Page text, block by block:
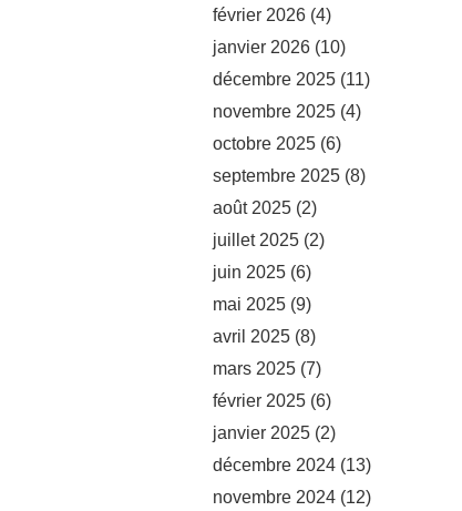
février 2026 (4)
janvier 2026 (10)
décembre 2025 (11)
novembre 2025 (4)
octobre 2025 (6)
septembre 2025 (8)
août 2025 (2)
juillet 2025 (2)
juin 2025 (6)
mai 2025 (9)
avril 2025 (8)
mars 2025 (7)
février 2025 (6)
janvier 2025 (2)
décembre 2024 (13)
novembre 2024 (12)